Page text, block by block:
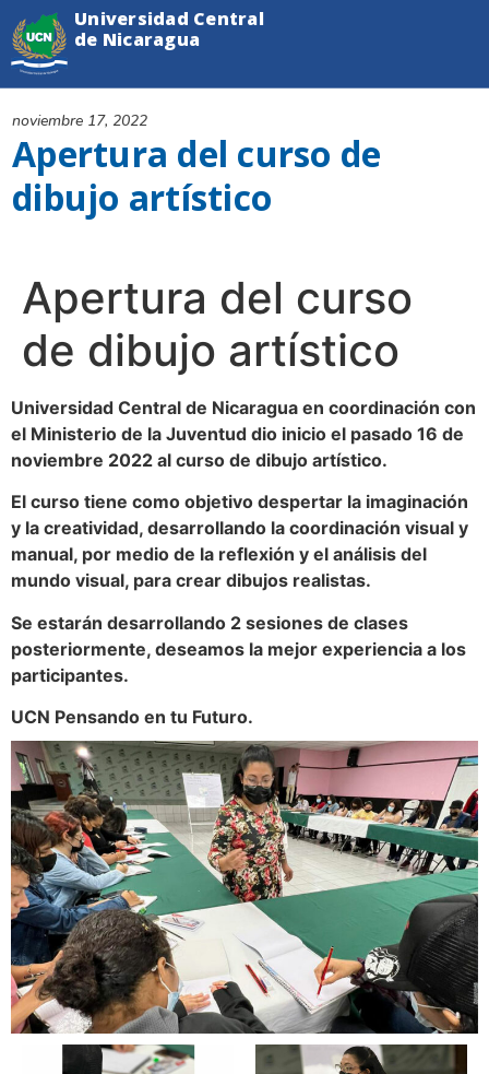
Apertura del curso de
dibujo artístico
noviembre 17, 2022
Universidad Central
de Nicaragua
Apertura del curso
de dibujo artístico
Universidad Central de Nicaragua en coordinación con
el Ministerio de la Juventud dio inicio el pasado 16 de
noviembre 2022 al curso de dibujo artístico.
El curso tiene como objetivo despertar la imaginación
y la creatividad, desarrollando la coordinación visual y
manual, por medio de la reflexión y el análisis del
mundo visual, para crear dibujos realistas.
Se estarán desarrollando 2 sesiones de clases
posteriormente, deseamos la mejor experiencia a los
participantes.
UCN Pensando en tu Futuro.